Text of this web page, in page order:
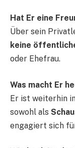
Hat Er eine
Über sein
keine
oder Ehefrau.
Was macht Er
Er ist weiterhin
sowohl als
engagiert sich